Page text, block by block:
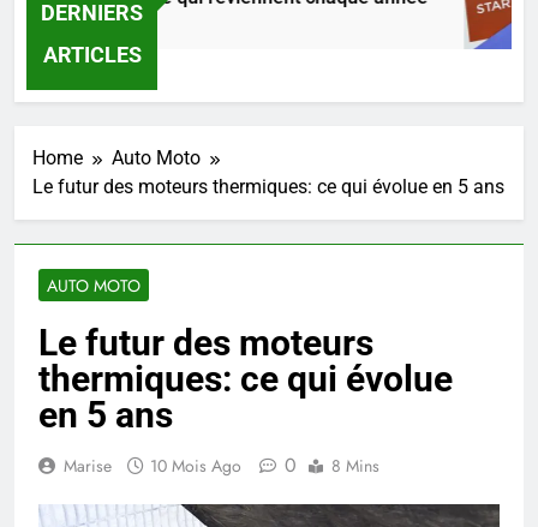
DERNIERS
ARTICLES
Ago
Home
Auto Moto
Le futur des moteurs thermiques: ce qui évolue en 5 ans
AUTO MOTO
Le futur des moteurs
thermiques: ce qui évolue
en 5 ans
Marise 10 Mois Ago 0 8 Mins